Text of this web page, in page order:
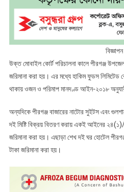
বিজ্ঞাপন
উক্ত মোবাইল কোর্ট পরিচালনা কালে পীরগঞ্জ
জরিমানা করা হয়। এর মধ্যে হাকিম ফুডস লিমিটেড
থাকায় ওজন ও পরিমাপ মানদণ্ড আইন-২০১৮
অন্যদিকে পীরগঞ্জ বাজারের নাটোর সুইটস এবং
দই মিষ্টি বিক্রয় বিতরণ করায় একই আইনের ২৪(১)/
জরিমানা করা হয়। এছাড়া শেখ দই ঘর হোটেল
টাকা জরিমানা করা হয়।